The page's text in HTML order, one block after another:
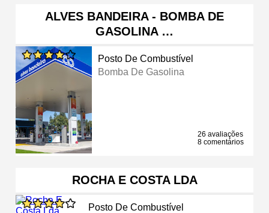
ALVES BANDEIRA - BOMBA DE
GASOLINA …
Posto De Combustível
Bomba De Gasolina
26 avaliações
8 comentários
ROCHA E COSTA LDA
Posto De Combustível